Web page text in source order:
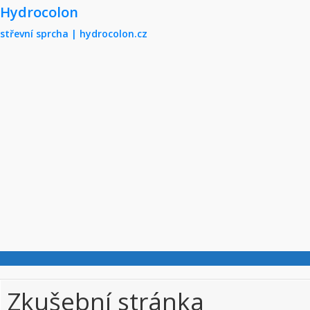
Skip to main content
Hydrocolon
střevní sprcha | hydrocolon.cz
Zkušební stránka